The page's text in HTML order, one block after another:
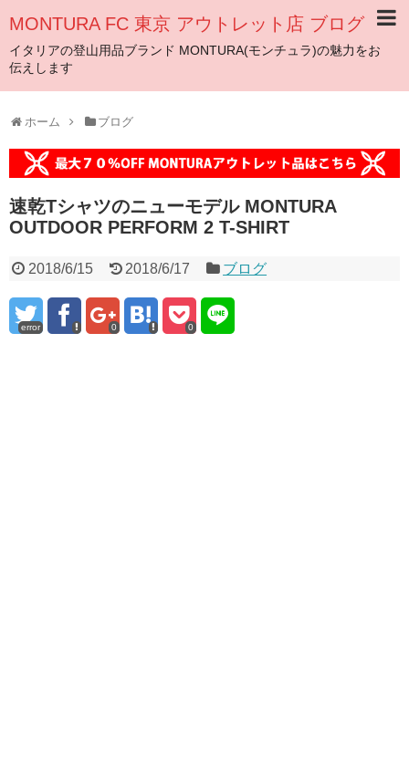
MONTURA FC 東京 アウトレット店 ブログ
イタリアの登山用品ブランド MONTURA(モンチュラ)の魅力をお
伝えします
ホーム ブログ
速乾Tシャツのニューモデル MONTURA
OUTDOOR PERFORM 2 T-SHIRT
2018/6/15 2018/6/17 ブログ
error 0 0